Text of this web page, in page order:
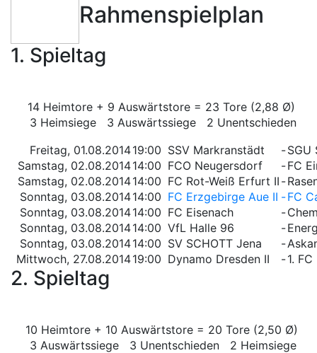
Rahmenspielplan
1. Spieltag
14 Heimtore + 9 Auswärtstore = 23 Tore (2,88 Ø)
3 Heimsiege 3 Auswärtssiege 2 Unentschieden
Freitag, 01.08.201419:00 SSV Markranstädt -SGU
Samstag, 02.08.201414:00 FCO Neugersdorf -FC
Samstag, 02.08.201414:00 FC Rot-Weiß Erfurt II -
Sonntag, 03.08.201414:00 FC Erzgebirge Aue II -FC
Sonntag, 03.08.201414:00 FC Eisenach -
Sonntag, 03.08.201414:00 VfL Halle 96 -
Sonntag, 03.08.201414:00 SV SCHOTT Jena -
Mittwoch, 27.08.201419:00 Dynamo Dresden II -1.
2. Spieltag
10 Heimtore + 10 Auswärtstore = 20 Tore (2,50 Ø)
3 Auswärtssiege 3 Unentschieden 2 Heimsiege